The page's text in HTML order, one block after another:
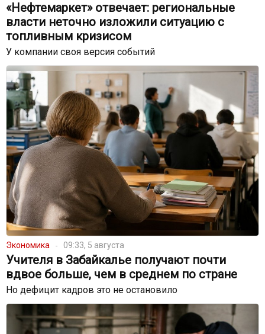
«Нефтемаркет» отвечает: региональные
власти неточно изложили ситуацию с
топливным кризисом
У компании своя версия событий
Экономика 09:33, 5 августа
Учителя в Забайкалье получают почти
вдвое больше, чем в среднем по стране
Но дефицит кадров это не остановило